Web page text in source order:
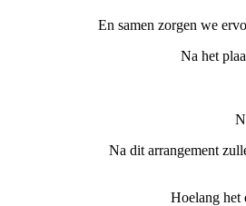
En samen zorgen we
Na het
Na dit arrangement
Hoelang het